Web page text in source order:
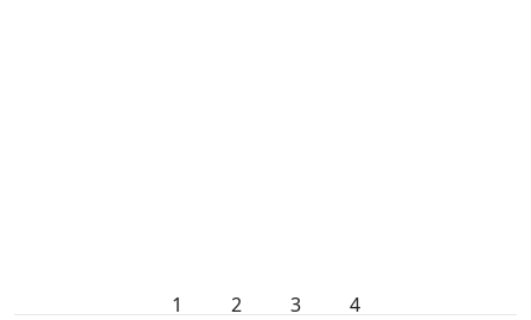
1 2 3 4